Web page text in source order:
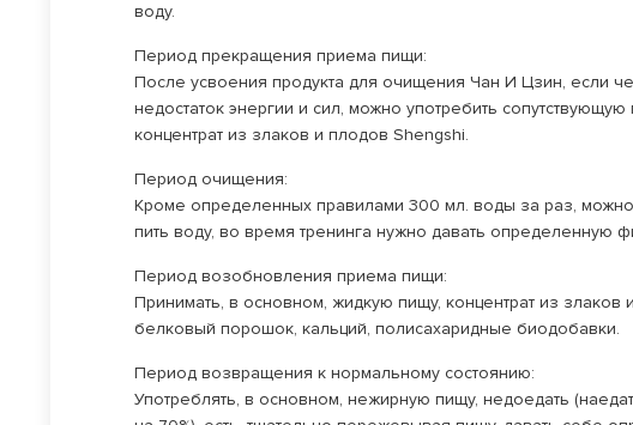
воду.
Период прекращения приема пищи:
После усвоения продукта для очищения Чан И Цзин, если
недостаток энергии и сил, можно употребить
концентрат из злаков и плодов Shengshi.
Период очищения:
Кроме определенных правилами 300 мл. воды за раз,
пить воду, во время тренинга нужно давать определенную
Период возобновления приема пищи:
Принимать, в основном, жидкую пищу, концентрат из злаков
белковый порошок, кальций, полисахаридные биодобавки.
Период возвращения к нормальному состоянию:
Употреблять, в основном, нежирную пищу, недоедать